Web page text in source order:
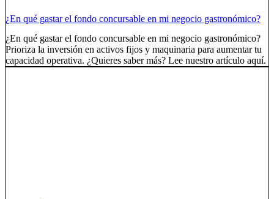
¿En qué gastar el fondo concursable en mi negocio gastronómico?
¿En qué gastar el fondo concursable en mi negocio gastronómico?
Prioriza la inversión en activos fijos y maquinaria para aumentar tu
capacidad operativa. ¿Quieres saber más? Lee nuestro artículo aquí.